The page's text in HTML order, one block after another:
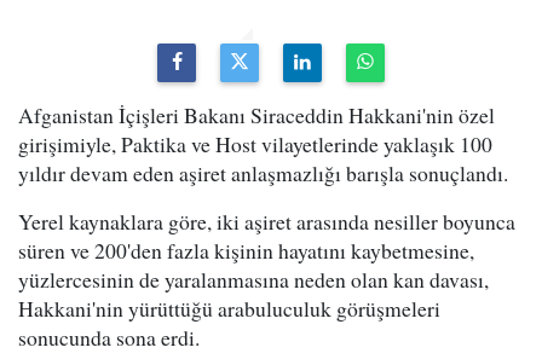
Afganistan İçişleri Bakanı Siraceddin Hakkani'nin özel
girişimiyle, Paktika ve Host vilayetlerinde yaklaşık 100
yıldır devam eden aşiret anlaşmazlığı barışla sonuçlandı.
Yerel kaynaklara göre, iki aşiret arasında nesiller boyunca
süren ve 200'den fazla kişinin hayatını kaybetmesine,
yüzlercesinin de yaralanmasına neden olan kan davası,
Hakkani'nin yürüttüğü arabuluculuk görüşmeleri
sonucunda sona erdi.